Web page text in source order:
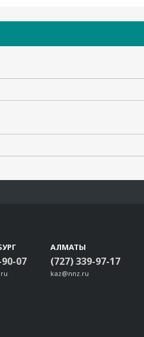
07
АЛМАТЫ
(727) 339-97-17
kaz@nnz.ru